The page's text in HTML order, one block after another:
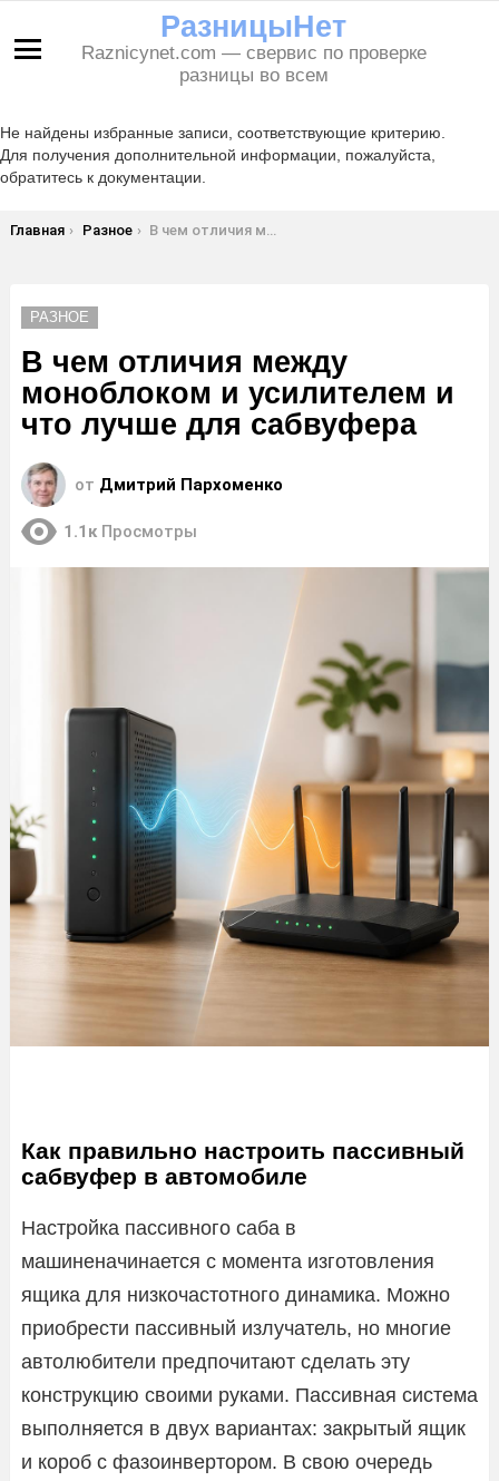
РазницыНет
Raznicynet.com — свервис по проверке
разницы во всем
Не найдены избранные записи, соответствующие критерию.
Для получения дополнительной информации, пожалуйста,
обратитесь к документации.
Вы здесь:
Главная Разное В чем отличия между моноблоком и усилителем и что лучше для сабвуфера
РАЗНОЕ
В чем отличия между
моноблоком и усилителем и
что лучше для сабвуфера
от Дмитрий Пархоменко
1.1к Просмотры
Как правильно настроить пассивный
сабвуфер в автомобиле
Настройка пассивного саба в
машиненачинается с момента изготовления
ящика для низкочастотного динамика. Можно
приобрести пассивный излучатель, но многие
автолюбители предпочитают сделать эту
конструкцию своими руками. Пассивная система
выполняется в двух вариантах: закрытый ящик
и короб с фазоинвертором. В свою очередь